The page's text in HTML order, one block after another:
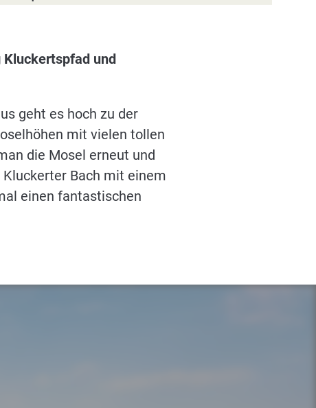
Kluckertspfad und
geht es hoch zu der
mit vielen tollen
die Mosel erneut und
Bach mit einem
einen fantastischen